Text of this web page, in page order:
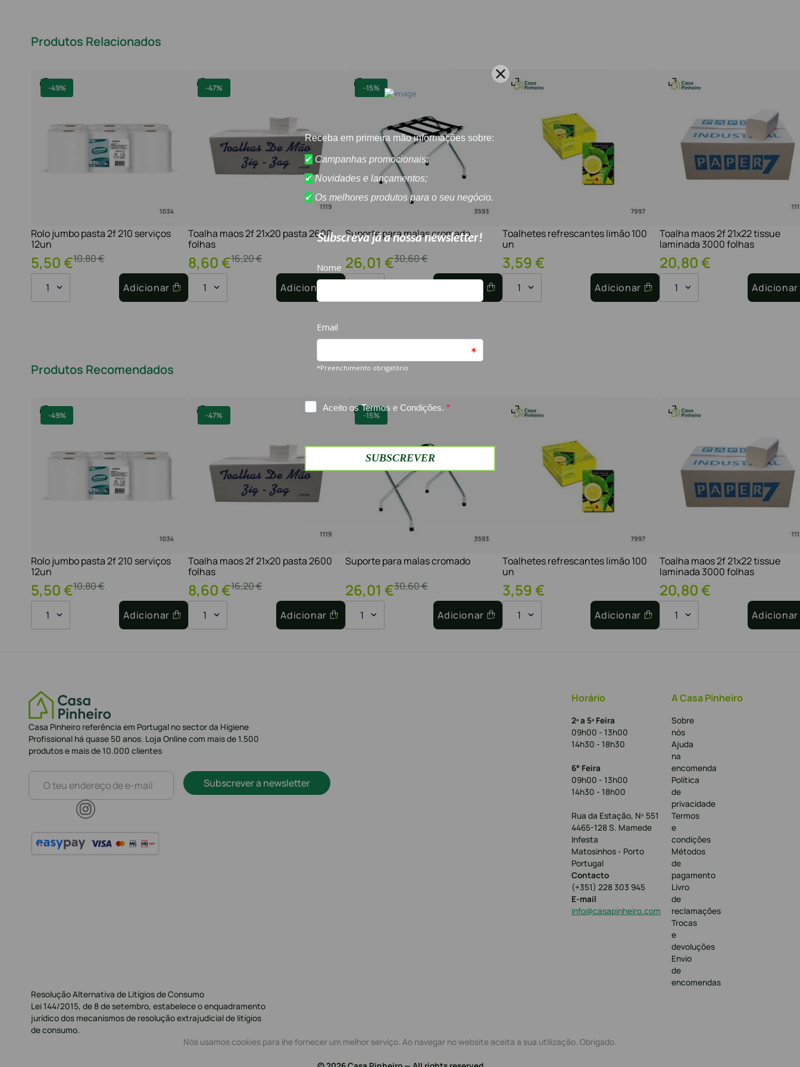
Produtos Relacionados
-49%
Rolo jumbo pasta 2f 210 serviços
12un
10,80€
5,50€
1 Adicionar
-47%
Toalha maos 2f 21x20 pasta 2600
folhas
16,20€
8,60€
1 Adicionar
-15%
Suporte para malas cromado
30,60€
26,01 €
Toalhetes refrescantes limão 100
un
3,59€
1 Adicionar
Toalha maos 2f 21x22 tissue
laminada 3000 folhas
20,80€
1 Adicionar
Produtos Recomendados
-49%
Rolo jumbo pasta 2f 210 serviços
12un
10,80€
5,50€
1 Adicionar
-47%
Toalha maos 2f 21x20 pasta 2600
folhas
16,20€
8,60€
1 Adicionar
-15%
Suporte para malas cromado
30,60€
26,01 €
1 Adicionar
Toalhetes refrescantes limão 100
un
3,59€
1 Adicionar
Toalha maos 2f 21x22 tissue
laminada 3000 folhas
20,80€
1 Adicionar
Casa Pinheiro referência em Portugal no sector da Higiene
Profissional há quase 50 anos. Loja Online com mais de 1.500
produtos e mais de 10.000 clientes
Subscrever a newsletter
Horário
2ª a 5ª Feira
09h00 - 13h00
14h30 - 18h30
6° Feira
09h00 - 13h00
14h30 - 18h00
Rua da Estação, Nº 551
4465-128 S. Mamede
Infesta
Matosinhos - Porto
Portugal
Contacto
(+351) 228 303 945
E-mail
info@casapinheiro.com
A Casa Pinheiro
Sobre
nós
Ajuda
na
encomenda
Política
de
privacidade
Termos
e
condições
Métodos
de
pagamento
Livro
de
reclamações
Trocas
e
devoluções
Envio
de
encomendas
Resolução Alternativa de Litígios de Consumo
Lei 144/2015, de 8 de setembro, estabelece o enquadramento
jurídico dos mecanismos de resolução extrajudicial de litígios
de consumo.
Nós usamos cookies para lhe fornecer um melhor serviço. Ao navegar no website aceita a sua utilização. Obrigado.